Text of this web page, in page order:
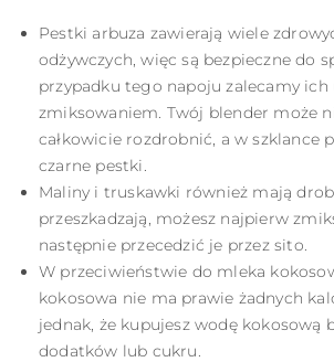
Pestki arbuza zawierają wiele
odżywczych, więc są bezpieczne do
przypadku tego napoju zalecamy ich
zmiksowaniem. Twój blender może
całkowicie rozdrobnić, a w szklance
czarne pestki.
Maliny i truskawki również mają
przeszkadzają, możesz najpierw
następnie przecedzić je przez sito.
W przeciwieństwie do mleka
kokosowa nie ma prawie żadnych
jednak, że kupujesz wodę kokosową
dodatków lub cukru.